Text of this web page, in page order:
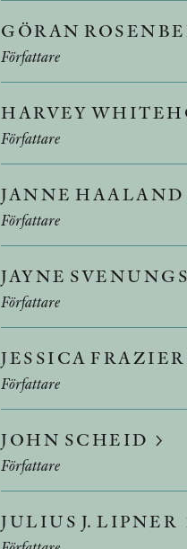
GÖRAN
Författare
HARVEY
Författare
JANNE HAALAND
Författare
JAYNE
Författare
JESSICA FRAZIER
Författare
JOHN SCHEID
Författare
JULIUS J. LIPNER